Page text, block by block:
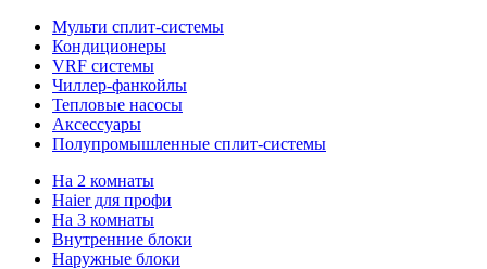
Мульти сплит-системы
Кондиционеры
VRF системы
Чиллер-фанкойлы
Тепловые насосы
Аксессуары
Полупромышленные сплит-системы
На 2 комнаты
Haier для профи
На 3 комнаты
Внутренние блоки
Наружные блоки